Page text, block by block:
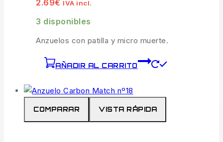
2.69€ IVA incl.
3 disponibles
Anzuelos con patilla y micro muerte.
AÑADIR AL CARRITO
COMPARAR VISTA RÁPIDA